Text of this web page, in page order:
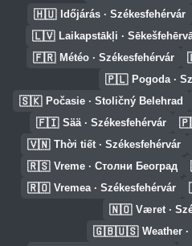
🇭🇺 Időjárás · Székesfehérvár
🇱🇻 Laikapstākļi ·
🇫🇷 Météo · Székesfehérvár
🇵🇱 Pogoda ·
🇸🇰 Počasie · Stoličný Belehrad
🇫🇮 Sää · Székesfehérvár
🇻🇳 Thời tiết · Székesfehérvár
🇷🇸 Vreme · Столни Београд
🇷🇴 Vremea · Székesfehérvár
🇳🇴 Været ·
🇬🇧🇺🇸 Weather